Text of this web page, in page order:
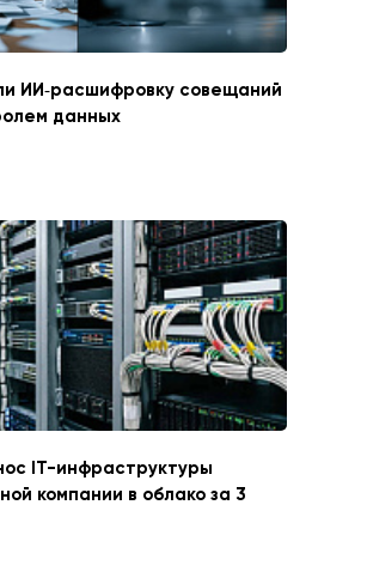
ИИ‑расшифровку совещаний
данных
IT-инфраструктуры
компании в облако за 3